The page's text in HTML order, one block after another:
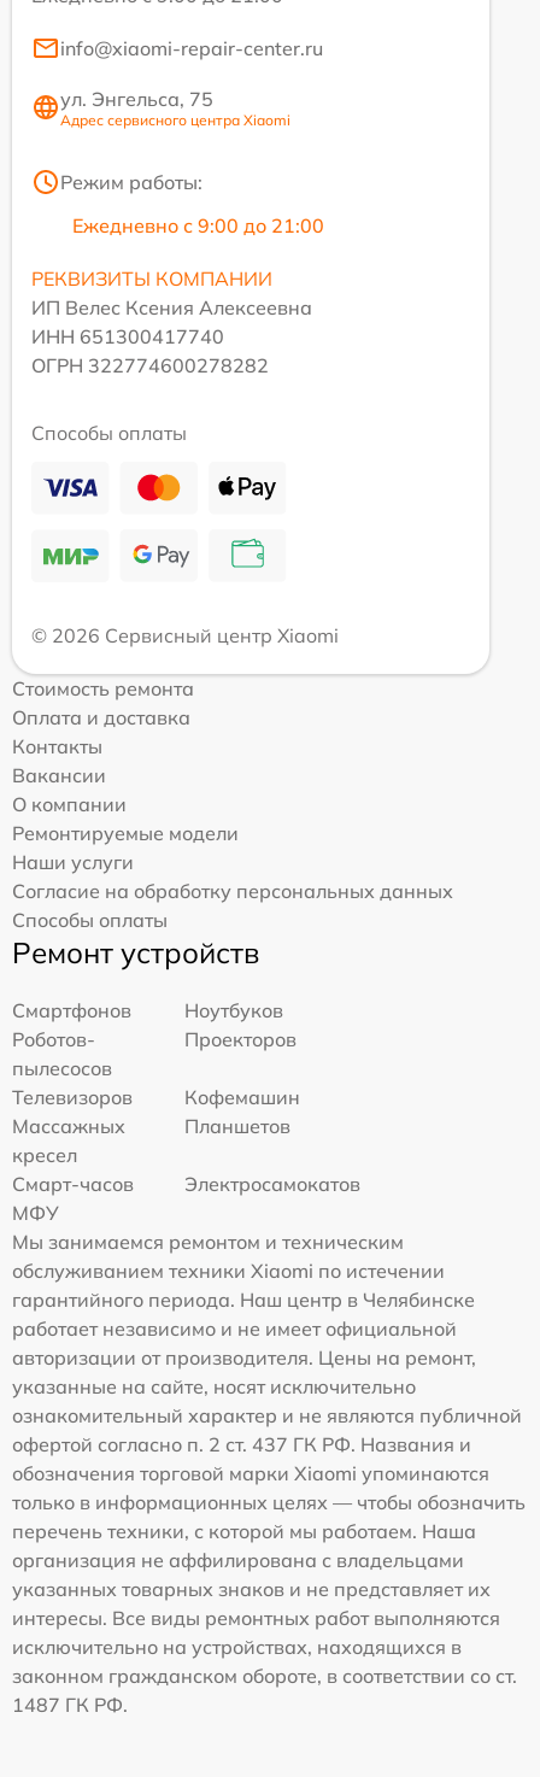
info@xiaomi-repair-center.ru
ул. Энгельса, 75
Адрес сервисного центра Xiaomi
Режим работы:
Ежедневно с 9:00 до 21:00
РЕКВИЗИТЫ КОМПАНИИ
ИП Велес Ксения Алексеевна
ИНН 651300417740
ОГРН 322774600278282
Способы оплаты
© 2026 Сервисный центр Xiaomi
Стоимость ремонта
Оплата и доставка
Контакты
Вакансии
О компании
Ремонтируемые модели
Наши услуги
Согласие на обработку персональных данных
Способы оплаты
Ремонт устройств
Смартфонов
Ноутбуков
Роботов-
пылесосов
Проекторов
Телевизоров
Кофемашин
Массажных
кресел
Планшетов
Смарт-часов
Электросамокатов
МФУ
Мы занимаемся ремонтом и техническим
обслуживанием техники Xiaomi по истечении
гарантийного периода. Наш центр в Челябинске
работает независимо и не имеет официальной
авторизации от производителя. Цены на ремонт,
указанные на сайте, носят исключительно
ознакомительный характер и не являются публичной
офертой согласно п. 2 ст. 437 ГК РФ. Названия и
обозначения торговой марки Xiaomi упоминаются
только в информационных целях — чтобы обозначить
перечень техники, с которой мы работаем. Наша
организация не аффилирована с владельцами
указанных товарных знаков и не представляет их
интересы. Все виды ремонтных работ выполняются
исключительно на устройствах, находящихся в
законном гражданском обороте, в соответствии со ст.
1487 ГК РФ.